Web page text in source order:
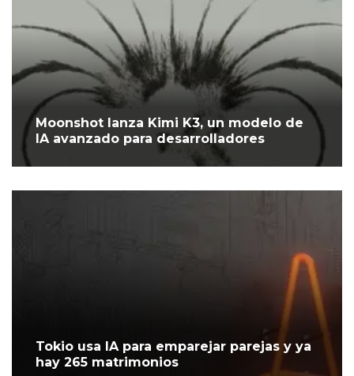
Moonshot lanza Kimi K3, un modelo de
IA avanzado para desarrolladores
Tokio usa IA para emparejar parejas y ya
hay 265 matrimonios